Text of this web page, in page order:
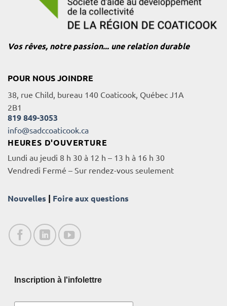
Vos rêves, notre passion... une relation durable
POUR NOUS JOINDRE
38, rue Child, bureau 140 Coaticook, Québec J1A
2B1
819 849-3053
info@sadccoaticook.ca
HEURES D'OUVERTURE
Lundi au jeudi 8 h 30 à 12 h – 13 h à 16 h 30
Vendredi Fermé – Sur rendez-vous seulement
Nouvelles | Foire aux questions
Inscription à l'infolettre